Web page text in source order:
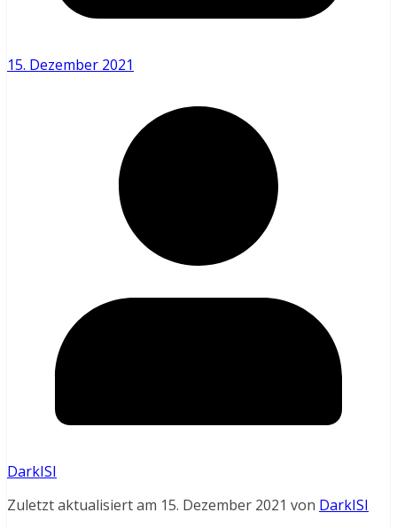
15. Dezember 2021
DarkISI
Zuletzt aktualisiert am 15. Dezember 2021 von DarkISI